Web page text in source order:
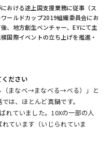
おける途上国支援業務に従事（ス
ールドカップ2019組織委員会にお
、地方創生ベンチャー、EYにて主
国際イベントの立ち上げを推進・
ださい
（まなべ→まなべる→べる）」と
は、ほとんど真鍋です。
れていました。10Xの一部の人
ています（いじられていま